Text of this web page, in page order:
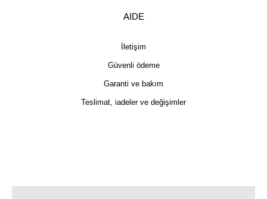
AIDE
İletişim
Güvenli ödeme
Garanti ve bakım
Teslimat, iadeler ve değişimler